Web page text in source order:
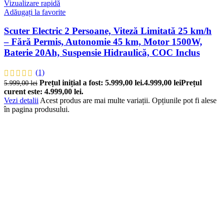
Vizualizare rapidă
Adăugați la favorite
Scuter Electric 2 Persoane, Viteză Limitată 25 km/h
– Fără Permis, Autonomie 45 km, Motor 1500W,
Baterie 20Ah, Suspensie Hidraulică, COC Inclus
(1)
5.999,00lei Prețul inițial a fost: 5.999,00 lei.4.999,00 leiPrețul
curent este: 4.999,00 lei.
Vezi detalii Acest produs are mai multe variații. Opțiunile pot fi alese
în pagina produsului.